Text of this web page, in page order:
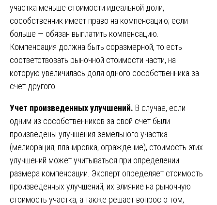
участка меньше стоимости идеальной доли,
сособственник имеет право на компенсацию; если
больше — обязан выплатить компенсацию.
Компенсация должна быть соразмерной, то есть
соответствовать рыночной стоимости части, на
которую увеличилась доля одного сособственника за
счет другого.
Учет произведенных улучшений. В случае, если
одним из сособственников за свой счет были
произведены улучшения земельного участка
(мелиорация, планировка, ограждение), стоимость этих
улучшений может учитываться при определении
размера компенсации. Эксперт определяет стоимость
произведенных улучшений, их влияние на рыночную
стоимость участка, а также решает вопрос о том,